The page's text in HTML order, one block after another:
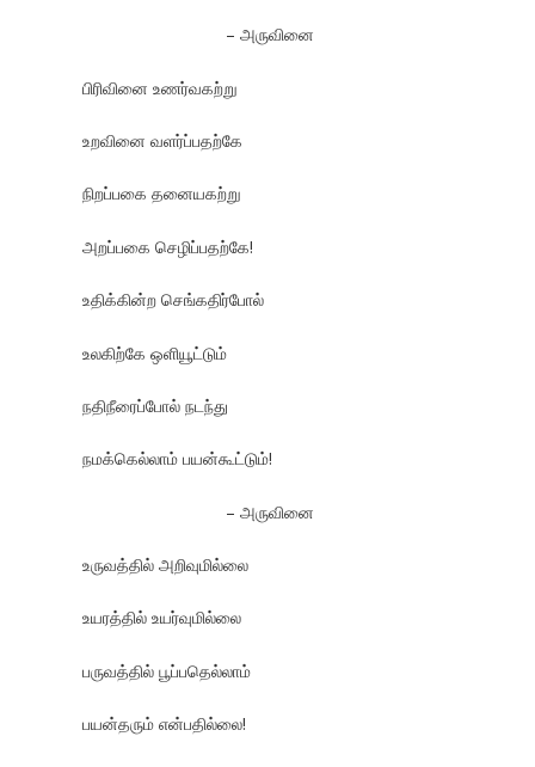
– அருவினை
பிரிவினை உணர்வகற்று
உறவினை வளர்ப்பதற்கே
நிறப்பகை தனையகற்று
அறப்பகை செழிப்பதற்கே!
உதிக்கின்ற செங்கதிர்போல்
உலகிற்கே ஒளியூட்டும்
நதிநீரைப்போல் நடந்து
நமக்கெல்லாம் பயன்கூட்டும்!
– அருவினை
உருவத்தில் அறிவுமில்லை
உயரத்தில் உயர்வுமில்லை
பருவத்தில் பூப்பதெல்லாம்
பயன்தரும் என்பதில்லை!